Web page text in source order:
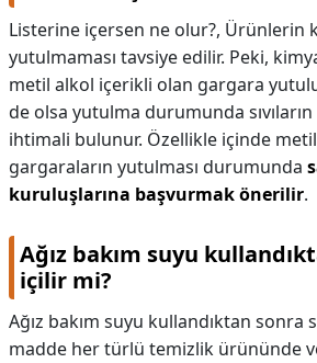
Listerine içersen ne olur?, Ürünlerin
yutulmaması tavsiye edilir. Peki,
metil alkol içerikli olan gargara
de olsa yutulma durumunda
ihtimali bulunur. Özellikle içinde
gargaraların yutulması durumunda
kuruluşlarına başvurmak önerilir.
Ağız bakım suyu
içilir mi?
Ağız bakım suyu kullandıktan sonra
madde her türlü temizlik ürününde